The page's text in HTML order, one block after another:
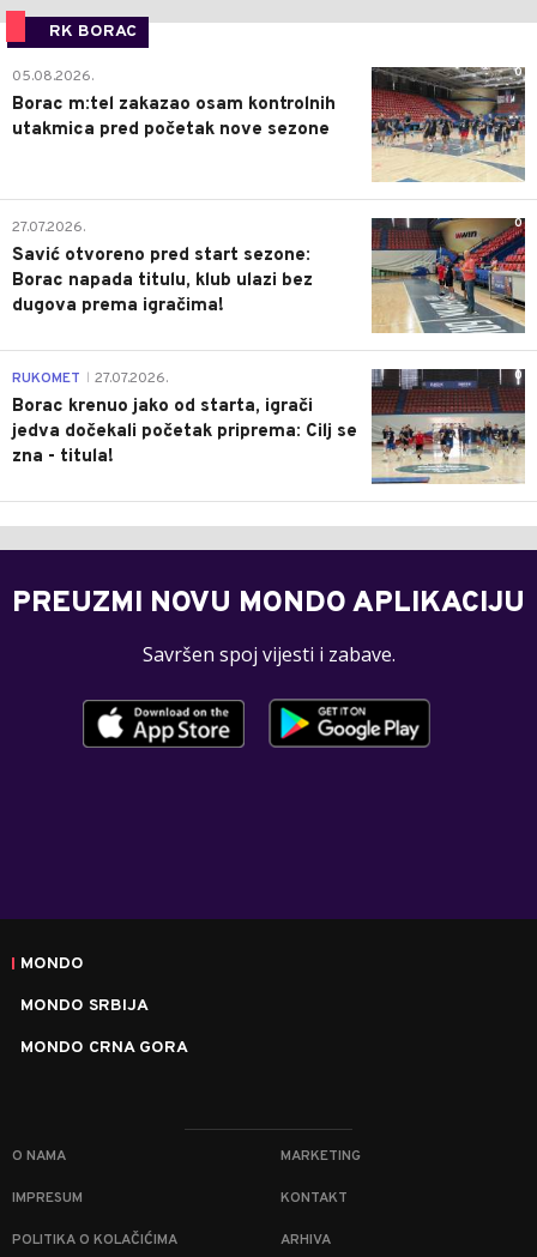
RK BORAC
0
05.08.2026.
Borac m:tel zakazao osam kontrolnih
utakmica pred početak nove sezone
0
27.07.2026.
Savić otvoreno pred start sezone:
Borac napada titulu, klub ulazi bez
dugova prema igračima!
0
RUKOMET 27.07.2026.
Borac krenuo jako od starta, igrači
jedva dočekali početak priprema: Cilj se
zna - titula!
PREUZMI NOVU MONDO APLIKACIJU
Savršen spoj vijesti i zabave.
MONDO
MONDO SRBIJA
MONDO CRNA GORA
O NAMA MARKETING
IMPRESUM KONTAKT
POLITIKA O KOLAČIĆIMA ARHIVA